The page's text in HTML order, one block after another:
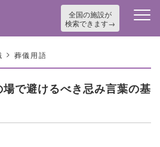
全国の施設が
検索できます
> 葬儀用語
で避けるべき忌み言葉の基